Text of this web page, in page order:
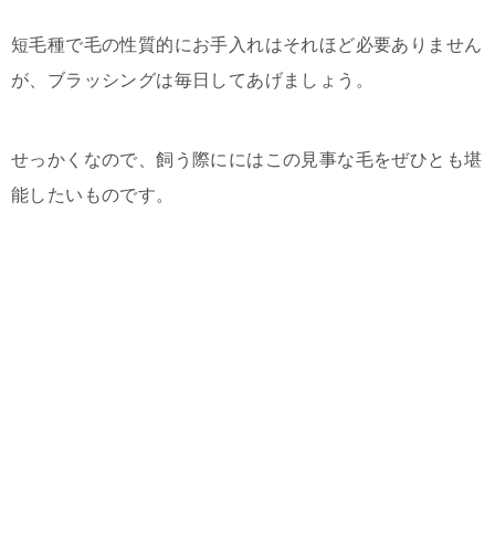
短毛種で毛の性質的にお手入れはそれほど必要ありません
が、ブラッシングは毎日してあげましょう。
せっかくなので、飼う際ににはこの見事な毛をぜひとも堪
能したいものです。